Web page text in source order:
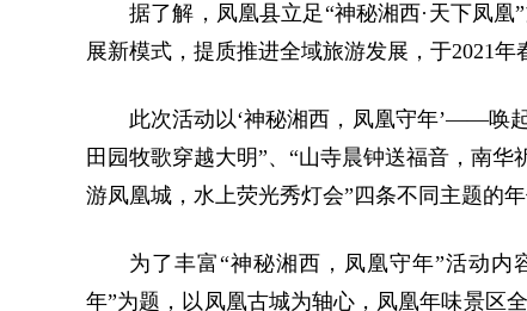
据了解，凤凰县立足“神秘湘西·天下凤
展新模式，提质推进全域旅游发展，于2021年
此次活动以‘神秘湘西，凤凰守年’——唤
田园牧歌穿越大明”、“山寺晨钟送福音，南
游凤凰城，水上荧光秀灯会”四条不同主题的
为了丰富“神秘湘西，凤凰守年”活动内
年”为题，以凤凰古城为轴心，凤凰年味景区